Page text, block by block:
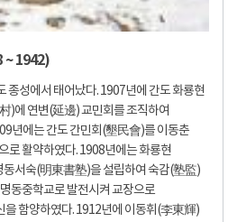
~ 1942)
종성에서 태어났다. 1907년에 간도 화룡현
)에 연변(延邊) 교민회를 조직하여
년에는 간도 간민회(墾民會)를 이동춘
로 활약하였다. 1908년에는 화룡현
서숙(明東書塾)을 설립하여 숙감(塾監)
동중학교로 발전시켜 교장으로
을 함양하였다. 1912년에 이동휘(李東輝)